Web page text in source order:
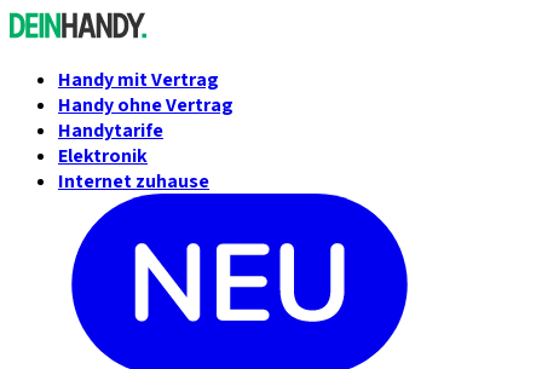
Handy mit Vertrag
Handy ohne Vertrag
Handytarife
Elektronik
Internet zuhause